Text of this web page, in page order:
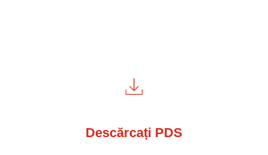
Descărcați PDS